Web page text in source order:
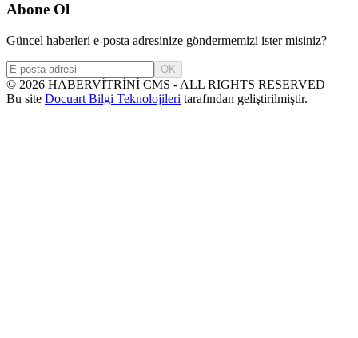
Abone Ol
Güncel haberleri e-posta adresinize göndermemizi ister misiniz?
OK
© 2026 HABERVİTRİNİ CMS - ALL RIGHTS RESERVED
Bu site Docuart Bilgi Teknolojileri tarafından geliştirilmiştir.